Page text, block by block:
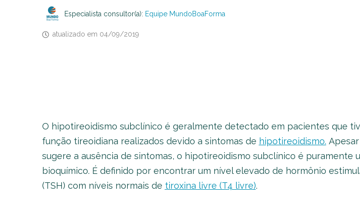
Especialista consultor(a): Equipe MundoBoaForma
atualizado em 04/09/2019
O hipotireoidismo subclínico é geralmente detectado em pacientes que
função tireoidiana realizados devido a sintomas de hipotireoidismo.
sugere a ausência de sintomas, o hipotireoidismo subclínico é puramente
bioquímico. É definido por encontrar um nível elevado de hormônio
(TSH) com níveis normais de tiroxina livre (T4 livre).